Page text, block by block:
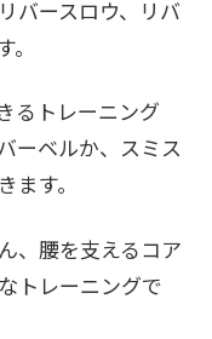
リバースロウ、リバ
るトレーニング
ーベルか、スミス
す。
、腰を支えるコア
トレーニングで